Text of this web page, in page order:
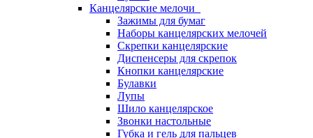
Канцелярские мелочи
Зажимы для бумаг
Наборы канцелярских мелочей
Скрепки канцелярские
Диспенсеры для скрепок
Кнопки канцелярские
Булавки
Лупы
Шило канцелярское
Звонки настольные
Губка и гель для пальцев